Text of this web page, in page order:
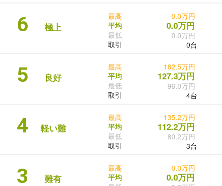
6 極上
最高
平均
最低
取引
0.0万円
0.0万円
0.0万円
0台
5 良好
最高
平均
最低
取引
182.5万円
127.3万円
96.0万円
4台
4 軽い難
最高
平均
最低
取引
135.2万円
112.2万円
80.2万円
3台
3 難有
最高
平均
0.0万円
0.0万円